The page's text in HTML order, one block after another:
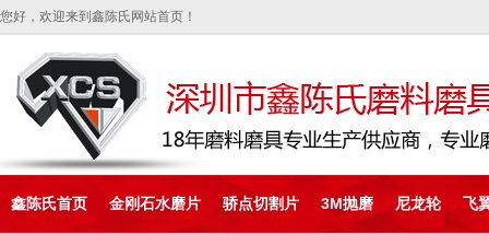
您好，欢迎来到鑫陈氏网站首页！
鑫陈氏首页 金刚石水磨片 骄点切割片 3M抛磨 尼龙轮 飞